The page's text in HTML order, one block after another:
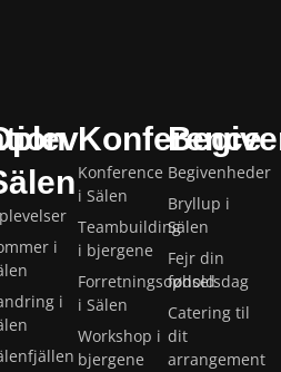
i
i
Konference
Konference
i Sälen
Teambuilding
i bjergene
Forretningsophold
i Sälen
Workshop i
bjergene
Begivenheder
Bryllup i
Sälen
Fejr din
fødselsdag
Catering til
dit
arrangement